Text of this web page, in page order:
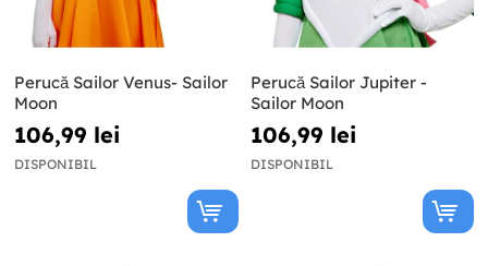
Perucă Sailor Venus- Sailor
Moon
106,99 lei
DISPONIBIL
Perucă Sailor Jupiter -
Sailor Moon
106,99 lei
DISPONIBIL